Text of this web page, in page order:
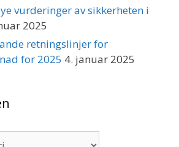
vurderinger av sikkerheten i
2025
retningslinjer for
for 2025 4. januar 2025